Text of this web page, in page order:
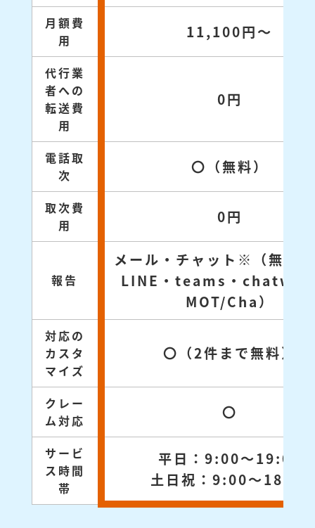
月額費
用
11,100円～
代行業
者への
転送費
用
0円
電話取
次
〇（無料）
取次費
用
0円
報告
メール・チャット※（無料
LINE・teams・
MOT/Cha）
対応の
カスタ
マイズ
〇（2件まで無料）
クレー
ム対応
〇
サービ
ス時間
帯
平日：9:00～19:00
土日祝：9:00～18:00